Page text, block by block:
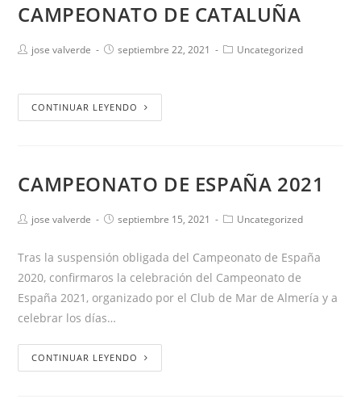
CAMPEONATO DE CATALUÑA
jose valverde septiembre 22, 2021 Uncategorized
CONTINUAR LEYENDO
CAMPEONATO DE ESPAÑA 2021
jose valverde septiembre 15, 2021 Uncategorized
Tras la suspensión obligada del Campeonato de España
2020, confirmaros la celebración del Campeonato de
España 2021, organizado por el Club de Mar de Almería y a
celebrar los días…
CONTINUAR LEYENDO